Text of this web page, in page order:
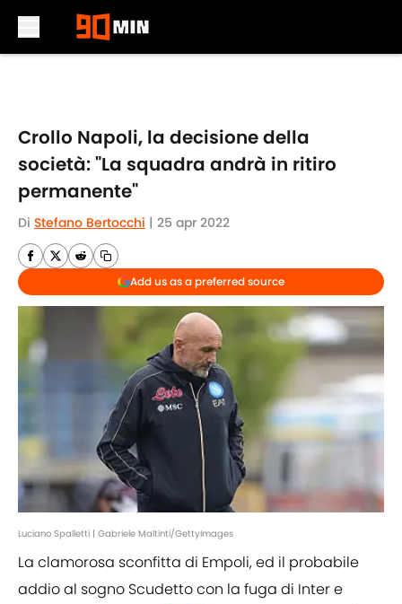
Crollo Napoli, la decisione della
società: "La squadra andrà in ritiro
permanente"
Di Stefano Bertocchi | 25 apr 2022
Add us as a preferred source
Luciano Spalletti | Gabriele Maltinti/GettyImages
La clamorosa sconfitta di Empoli, ed il probabile
addio al sogno Scudetto con la fuga di Inter e